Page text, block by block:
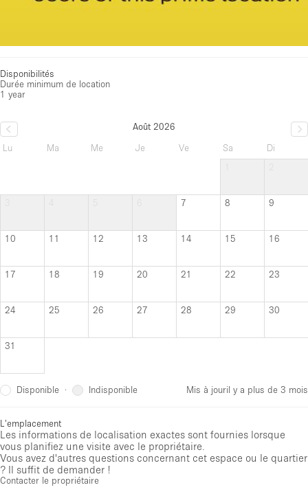
Disponibilités
Durée minimum de location
1 year
Août 2026
Lu
Ma Me Je Ve Sa
Di
7 8 9
10 11 12 13 14 15 16
17 18 19 20 21 22 23
24 25 26 27 28 29 30
31
Disponible · Indisponible Mis à jouril y a plus de 3 mois
L'emplacement
Les informations de localisation exactes sont fournies lorsque
vous planifiez une visite avec le propriétaire.
Vous avez d'autres questions concernant cet espace ou le quartier
? Il suffit de demander !
Contacter le propriétaire